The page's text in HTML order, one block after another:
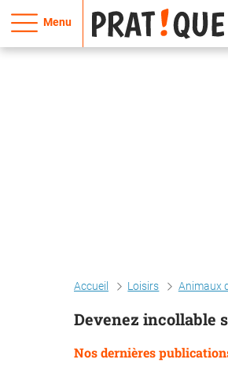
Menu
Accueil Loisirs Animaux
Devenez incollable
Nos dernières